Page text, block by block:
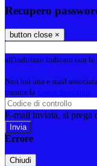
Recupero
button close ×
all'indirizzo indicato con le
Non hai una e-mail
tramite la
E-mail inviata, si prega
Errore
Chiudi